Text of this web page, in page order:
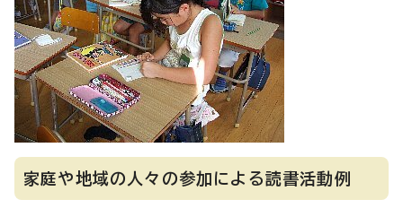
家庭や地域の人々の参加による読書活動例